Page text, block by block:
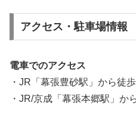
アクセス・駐車場情報
電車でのアクセス
・JR「幕張豊砂駅」から徒
・JR/京成「幕張本郷駅」か